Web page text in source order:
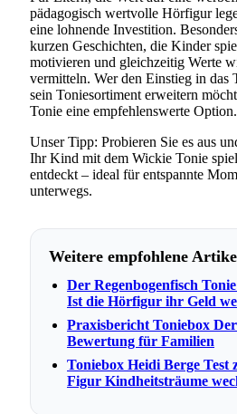
pädagogisch wertvolle Hörfigur
eine lohnende Investition.
kurzen Geschichten, die Kinder
motivieren und gleichzeitig Werte
vermitteln. Wer den Einstieg in das
sein Toniesortiment erweitern
Tonie eine empfehlenswerte Option.
Unser Tipp: Probieren Sie es aus
Ihr Kind mit dem Wickie Tonie
entdeckt – ideal für entspannte
unterwegs.
Weitere empfohlene
Der Regenbogenfisch
Ist die Hörfigur ihr Geld
Praxisbericht Toniebox
Bewertung für Familien
Toniebox Heidi Berge Test
Figur Kindheitsträume